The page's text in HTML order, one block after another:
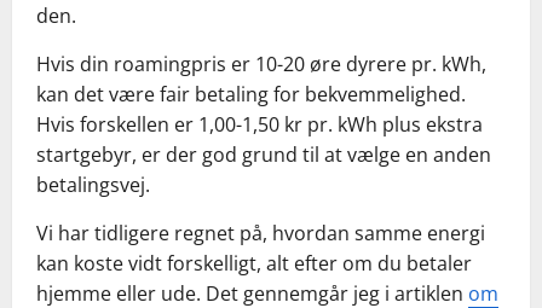
den.
Hvis din roamingpris er 10-20 øre dyrere pr. kWh,
kan det være fair betaling for bekvemmelighed.
Hvis forskellen er 1,00-1,50 kr pr. kWh plus ekstra
startgebyr, er der god grund til at vælge en anden
betalingsvej.
Vi har tidligere regnet på, hvordan samme energi
kan koste vidt forskelligt, alt efter om du betaler
hjemme eller ude. Det gennemgår jeg i artiklen om